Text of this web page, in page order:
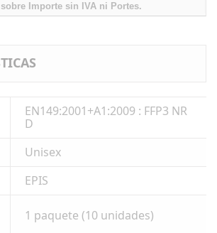
sobre Importe sin IVA ni Portes.
EN149:2001+A1:2009 : FFP3 NR
D
Unisex
EPIS
1 paquete (10 unidades)